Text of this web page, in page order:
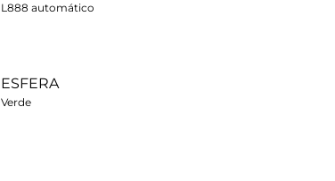
L888 automático
ESFERA
Verde